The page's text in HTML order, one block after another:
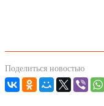
Поделиться новостью